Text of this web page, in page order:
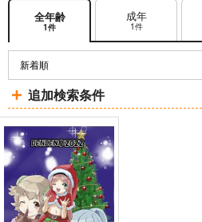
全年齢
1件
成年
1件
追加検索条件